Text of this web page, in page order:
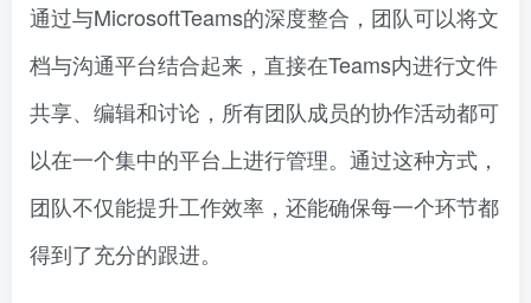
通过与MicrosoftTeams的深度整合，团队可以将文
档与沟通平台结合起来，直接在Teams内进行文件
共享、编辑和讨论，所有团队成员的协作活动都可
以在一个集中的平台上进行管理。通过这种方式，
团队不仅能提升工作效率，还能确保每一个环节都
得到了充分的跟进。